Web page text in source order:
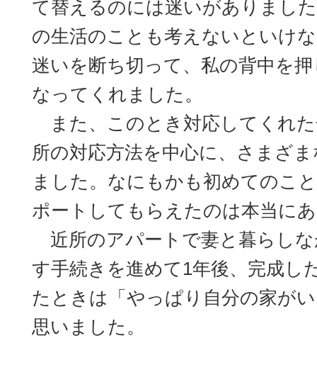
て替えるのには迷いがありまし
の生活のことも考えないといけ
迷いを断ち切って、私の背中を
なってくれました。
また、このとき対応してくれ
所の対応方法を中心に、さまざ
ました。なにもかも初めてのこ
ポートしてもらえたのは本当に
近所のアパートで妻と暮らし
す手続きを進めて1年後、完成し
たときは「やっぱり自分の家が
思いました。